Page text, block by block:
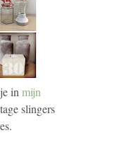
inmijn
slingers